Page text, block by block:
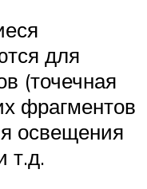
для
(точечная
фрагментов
освещения
т.д.